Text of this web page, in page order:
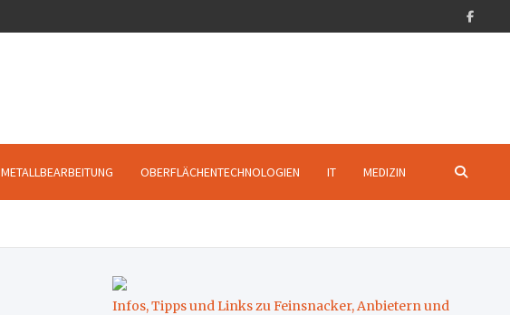
METALLBEARBEITUNG OBERFLÄCHENTECHNOLOGIEN IT MEDIZIN
Infos, Tipps und Links zu Feinsnacker, Anbietern und